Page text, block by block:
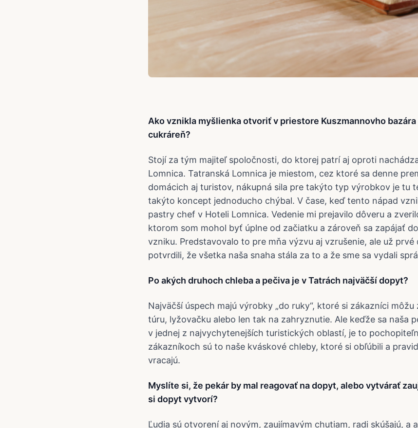
Ako vznikla myšlienka otvoriť v priestore Kuszmannovho
cukráreň?
Stojí za tým majiteľ spoločnosti, do ktorej patrí aj oproti
Lomnica. Tatranská Lomnica je miestom, cez ktoré sa denne
domácich aj turistov, nákupná sila pre takýto typ výrobkov je tu
takýto koncept jednoducho chýbal. V čase, keď tento nápad
pastry chef v Hoteli Lomnica. Vedenie mi prejavilo dôveru a
ktorom som mohol byť úplne od začiatku a zároveň sa zapájať
vzniku. Predstavovalo to pre mňa výzvu aj vzrušenie, ale už
potvrdili, že všetka naša snaha stála za to a že sme sa vydali
Po akých druhoch chleba a pečiva je v Tatrách najväčší dopyt?
Najväčší úspech majú výrobky „do ruky“, ktoré si zákazníci
túru, lyžovačku alebo len tak na zahryznutie. Ale keďže sa naša
v jednej z najvychytenejších turistických oblastí, je to
zákazníkoch sú to naše kváskové chleby, ktoré si obľúbili a
vracajú.
Myslíte si, že pekár by mal reagovať na dopyt, alebo vytvárať
si dopyt vytvorí?
Ľudia sú otvorení aj novým, zaujímavým chutiam, radi skúšajú, a